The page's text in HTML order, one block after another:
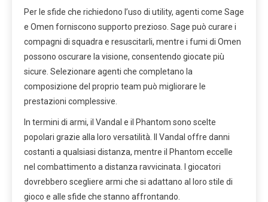
Per le sfide che richiedono l’uso di utility, agenti come Sage
e Omen forniscono supporto prezioso. Sage può curare i
compagni di squadra e resuscitarli, mentre i fumi di Omen
possono oscurare la visione, consentendo giocate più
sicure. Selezionare agenti che completano la
composizione del proprio team può migliorare le
prestazioni complessive.
In termini di armi, il Vandal e il Phantom sono scelte
popolari grazie alla loro versatilità. Il Vandal offre danni
costanti a qualsiasi distanza, mentre il Phantom eccelle
nel combattimento a distanza ravvicinata. I giocatori
dovrebbero scegliere armi che si adattano al loro stile di
gioco e alle sfide che stanno affrontando.